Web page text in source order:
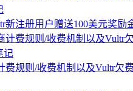
新注册用户赠送100美元奖励
费规则/收费机制以及Vultr欠